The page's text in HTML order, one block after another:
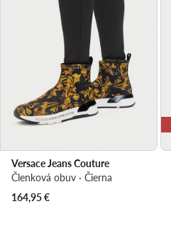
Versace Jeans Couture
Členková obuv · Čierna
164,95€